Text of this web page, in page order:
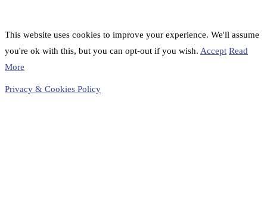
This website uses cookies to improve your experience. We'll assume
you're ok with this, but you can opt-out if you wish. Accept Read
More
Privacy & Cookies Policy